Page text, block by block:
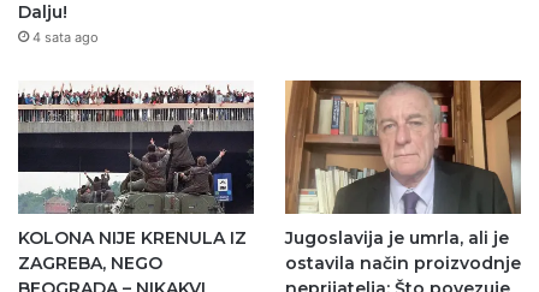
Dalju!
4 sata ago
KOLONA NIJE KRENULA IZ
ZAGREBA, NEGO
Jugoslavija je umrla, ali je
ostavila način proizvodnje